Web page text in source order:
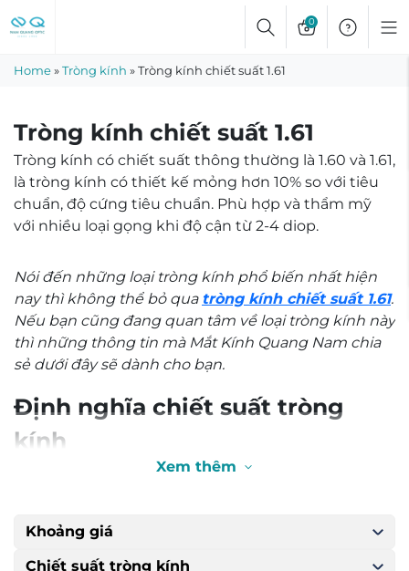
to
0
Home»Tròng kính »Tròng kính chiết suất 1.61
Tròng kính chiết suất 1.61
Tròng kính có chiết suất thông thường là 1.60 và 1.61,
là tròng kính có thiết kế mỏng hơn 10% so với tiêu
chuẩn, độ cứng tiêu chuẩn. Phù hợp và thẩm mỹ
với nhiều loại gọng khi độ cận từ 2-4 diop.
Nói đến những loại tròng kính phổ biến nhất hiện
nay thì không thể bỏ qua tròng kính chiết suất 1.61.
Nếu bạn cũng đang quan tâm về loại tròng kính này
thì những thông tin mà Mắt Kính Quang Nam chia
sẻ dưới đây sẽ dành cho bạn.
Định nghĩa chiết suất tròng
kính
Nó được tính theo tỷ lệ giữa tốc độ ánh sáng bên
trong chân không và tốc độ ánh sáng bên trong
tròng kính. Chiết suất này càng cao thì khả năng
Xem thêm